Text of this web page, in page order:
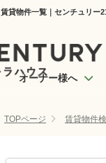
貸物件一覧｜センチュリー
オーナー様へ
TOPページ 賃貸物件